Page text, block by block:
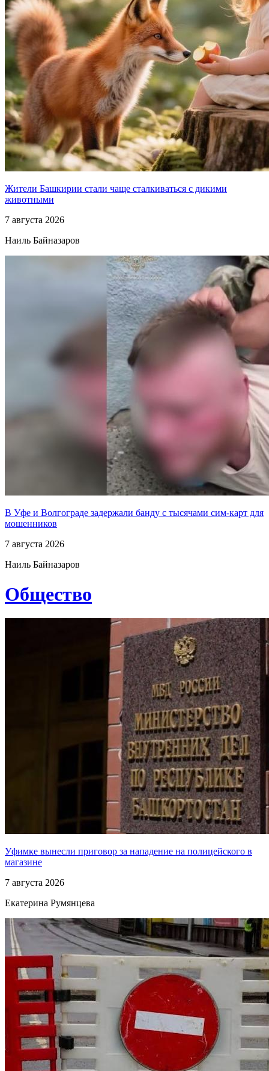
Жители Башкирии стали чаще сталкиваться с дикими
животными
7 августа 2026
Наиль Байназаров
В Уфе и Волгограде задержали банду с тысячами сим-карт для
мошенников
7 августа 2026
Наиль Байназаров
Общество
Уфимке вынесли приговор за нападение на полицейского в
магазине
7 августа 2026
Екатерина Румянцева